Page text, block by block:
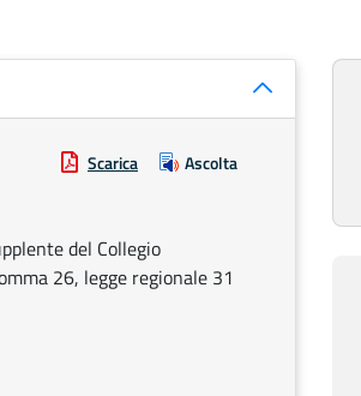
Scarica Ascolta
del Collegio
26, legge regionale 31